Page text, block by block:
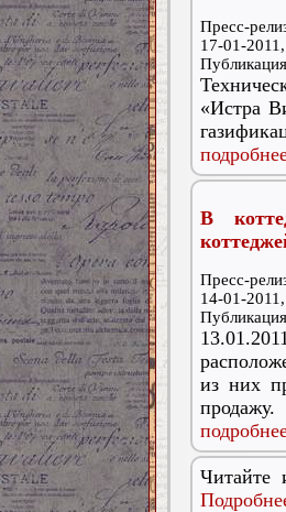
Пресс-
17-01-
«Истра
В
Пресс-
14-01-
из них
продажу.
Читайте